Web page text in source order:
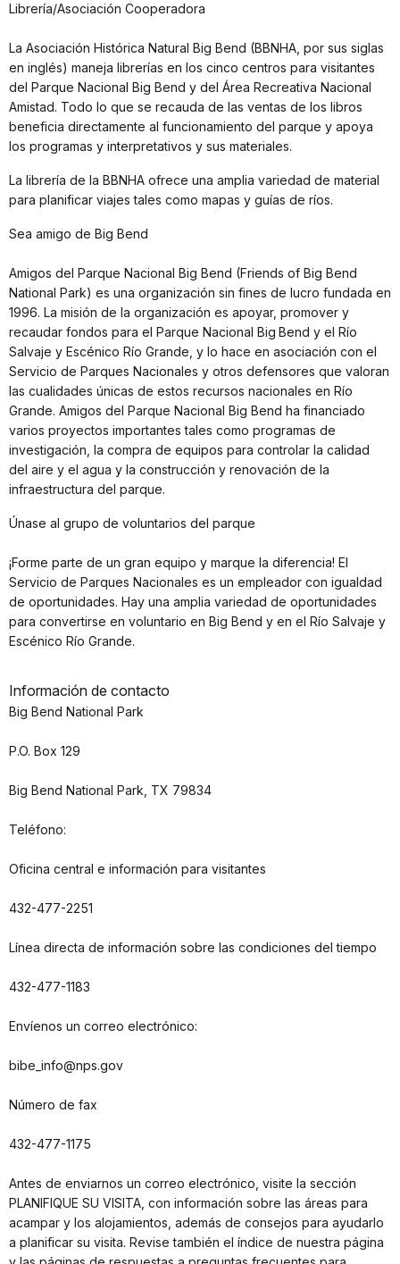
Librería/Asociación Cooperadora
La Asociación Histórica Natural Big Bend (BBNHA, por sus siglas
en inglés) maneja librerías en los cinco centros para visitantes
del Parque Nacional Big Bend y del Área Recreativa Nacional
Amistad. Todo lo que se recauda de las ventas de los libros
beneficia directamente al funcionamiento del parque y apoya
los programas y interpretativos y sus materiales.
La librería de la BBNHA ofrece una amplia variedad de material
para planificar viajes tales como mapas y guías de ríos.
Sea amigo de Big Bend
Amigos del Parque Nacional Big Bend (Friends of Big Bend
National Park) es una organización sin fines de lucro fundada en
1996. La misión de la organización es apoyar, promover y
recaudar fondos para el Parque Nacional Big Bend y el Río
Salvaje y Escénico Río Grande, y lo hace en asociación con el
Servicio de Parques Nacionales y otros defensores que valoran
las cualidades únicas de estos recursos nacionales en Río
Grande. Amigos del Parque Nacional Big Bend ha financiado
varios proyectos importantes tales como programas de
investigación, la compra de equipos para controlar la calidad
del aire y el agua y la construcción y renovación de la
infraestructura del parque.
Únase al grupo de voluntarios del parque
¡Forme parte de un gran equipo y marque la diferencia! El
Servicio de Parques Nacionales es un empleador con igualdad
de oportunidades. Hay una amplia variedad de oportunidades
para convertirse en voluntario en Big Bend y en el Río Salvaje y
Escénico Río Grande.
Información de contacto
Big Bend National Park
P.O. Box 129
Big Bend National Park, TX 79834
Teléfono:
Oficina central e información para visitantes
432-477-2251
Línea directa de información sobre las condiciones del tiempo
432-477-1183
Envíenos un correo electrónico:
bibe_info@nps.gov
Número de fax
432-477-1175
Antes de enviarnos un correo electrónico, visite la sección
PLANIFIQUE SU VISITA, con información sobre las áreas para
acampar y los alojamientos, además de consejos para ayudarlo
a planificar su visita. Revise también el índice de nuestra página